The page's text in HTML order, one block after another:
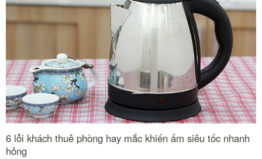
6 lỗi khách thuê phòng hay mắc khiến ấm siêu tốc nhanh
hỏng